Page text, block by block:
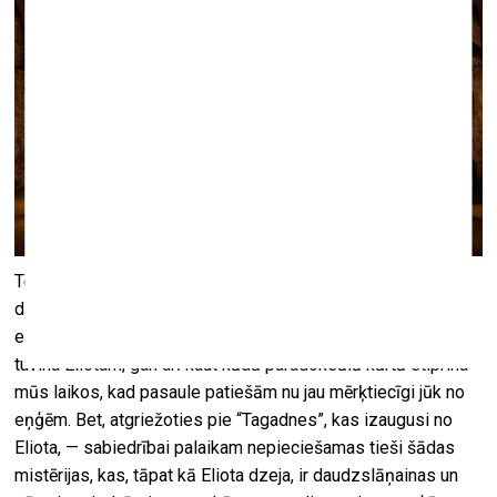
Te tikai viegli pieskaramies vienam Eliota personības un
daiļrades segmentam, ikvienam pašam vērts izlasīt visu
eseju (piekļuve portālā periodika.lv), Zandera teksts gan
tuvina Eliotam, gan arī kaut kādā paradoksālā kārtā stiprina
mūs laikos, kad pasaule patiešām nu jau mērķtiecīgi jūk no
eņģēm. Bet, atgriežoties pie “Tagadnes”, kas izaugusi no
Eliota, — sabiedrībai palaikam nepieciešamas tieši šādas
mistērijas, kas, tāpat kā Eliota dzeja, ir daudzslāņainas un